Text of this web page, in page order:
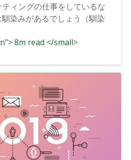
ィングの仕事をしているな
染みがあるでしょう（馴染
8m read </small>